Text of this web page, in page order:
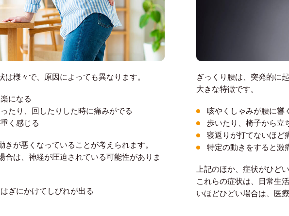
様々で、原因によっても異なります。
になる
たり、回したりした時に痛みがでる
く感じる
きが悪くなっていることが考えられます。
合は、神経が圧迫されている可能性がありま
ぎにかけてしびれが出る
ぎっくり腰は、突発的に
大きな特徴です。
咳やくしゃみが腰に響
歩いたり、椅子から立
寝返りが打てないほど
特定の動きをすると激
上記のほか、症状がひど
これらの症状は、日常生
いほどひどい場合は、医